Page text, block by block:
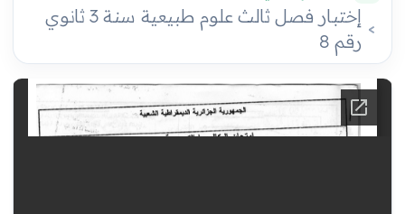
إختبار فصل ثالث علوم طبيعية سنة 3 ثانوي
رقم 8